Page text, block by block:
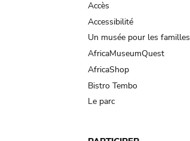
Accès
Accessibilité
Un musée pour les familles
AfricaMuseumQuest
AfricaShop
Bistro Tembo
Le parc